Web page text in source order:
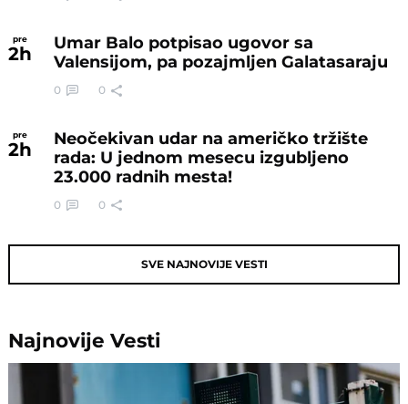
pre
2h
Umar Balo potpisao ugovor sa
Valensijom, pa pozajmljen Galatasaraju
0 0
pre
2h
Neočekivan udar na američko tržište
rada: U jednom mesecu izgubljeno
23.000 radnih mesta!
0 0
SVE NAJNOVIJE VESTI
NajnovijeVesti